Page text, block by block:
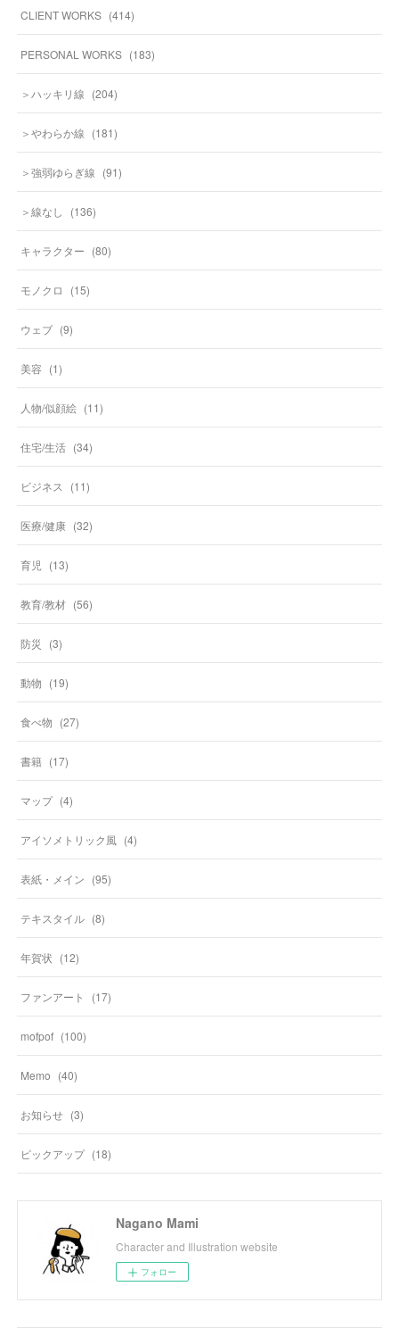
CLIENT WORKS (414)
PERSONAL WORKS (183)
＞ハッキリ線 (204)
＞やわらか線 (181)
＞強弱ゆらぎ線 (91)
＞線なし (136)
キャラクター (80)
モノクロ (15)
ウェブ (9)
美容 (1)
人物/似顔絵 (11)
住宅/生活 (34)
ビジネス (11)
医療/健康 (32)
育児 (13)
教育/教材 (56)
防災 (3)
動物 (19)
食べ物 (27)
書籍 (17)
マップ (4)
アイソメトリック風 (4)
表紙・メイン (95)
テキスタイル (8)
年賀状 (12)
ファンアート (17)
mofpof (100)
Memo (40)
お知らせ (3)
ピックアップ (18)
Nagano Mami
Character and Illustration website
フォロー